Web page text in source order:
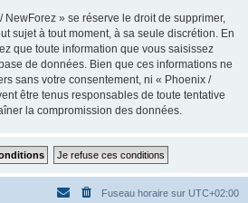
NewForez » se réserve le droit de supprimer,
sujet à tout moment, à sa seule discrétion. En
que toute information que vous saisissez
de données. Bien que ces informations ne
sans votre consentement, ni « Phoenix /
être tenus responsables de toute tentative
la compromission des données.
Fuseau horaire sur UTC+02:00